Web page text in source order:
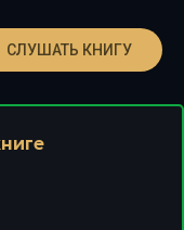
СЛУШАТЬ КНИГУ